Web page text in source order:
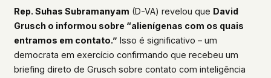
Rep. Suhas Subramanyam (D-VA) revelou que David
Grusch o informou sobre “alienígenas com os quais
entramos em contato.” Isso é significativo – um
democrata em exercício confirmando que recebeu um
briefing direto de Grusch sobre contato com inteligência